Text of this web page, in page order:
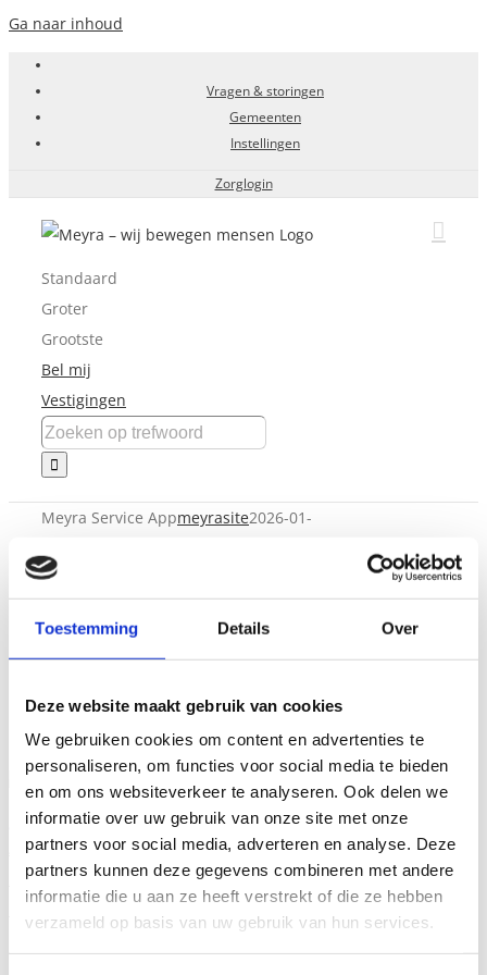
Toestemming Details Over
Deze website maakt gebruik van cookies
We gebruiken cookies om content en advertenties te
personaliseren, om functies voor social media te bieden
en om ons websiteverkeer te analyseren. Ook delen we
informatie over uw gebruik van onze site met onze
partners voor social media, adverteren en analyse. Deze
partners kunnen deze gegevens combineren met andere
informatie die u aan ze heeft verstrekt of die ze hebben
verzameld op basis van uw gebruik van hun services.
Ga naar inhoud
Vragen & storingen
Gemeenten
Instellingen
Zorglogin
Standaard
Groter
Grootste
Bel mij
Vestigingen
Meyra Service Appmeyrasite2026-01-
Meyra Service App
Algemeen
24/7 beschikbaar
Meyra Service App